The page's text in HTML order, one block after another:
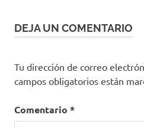
DEJA UN COMENTARIO
Tu dirección de correo
campos obligatorios están
Comentario *